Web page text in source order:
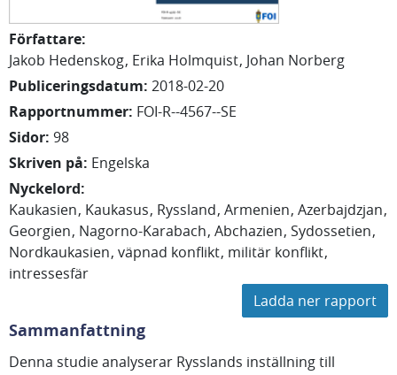
Författare:
Jakob Hedenskog Erika Holmquist Johan Norberg
Publiceringsdatum: 2018-02-20
Rapportnummer: FOI-R--4567--SE
Sidor: 98
Skriven på: Engelska
Nyckelord:
Kaukasien Kaukasus Ryssland Armenien Azerbajdzjan
Georgien Nagorno-Karabach Abchazien Sydossetien
Nordkaukasien väpnad konflikt militär konflikt
intressesfär
Ladda ner rapport
Sammanfattning
Denna studie analyserar Rysslands inställning till